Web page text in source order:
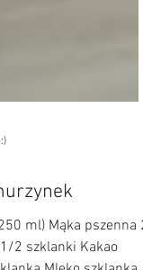
ml) Mąka pszenna 2